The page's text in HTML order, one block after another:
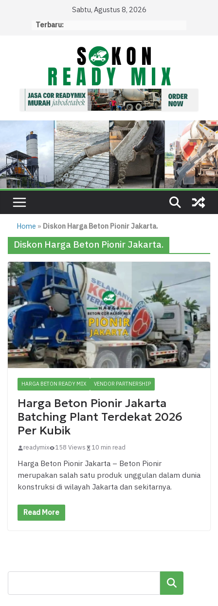
Sabtu, Agustus 8, 2026
Terbaru:
Home » Diskon Harga Beton Pionir Jakarta.
Diskon Harga Beton Pionir Jakarta.
HARGA BETON READY MIX VENDOR PARTNERSHIP
Harga Beton Pionir Jakarta
Batching Plant Terdekat 2026
Per Kubik
readymix 158 Views 10 min read
Harga Beton Pionir Jakarta – Beton Pionir
merupakan salah satu produk unggulan dalam dunia
konstruksi di wilayah Jakarta dan sekitarnya.
Read More
Cari